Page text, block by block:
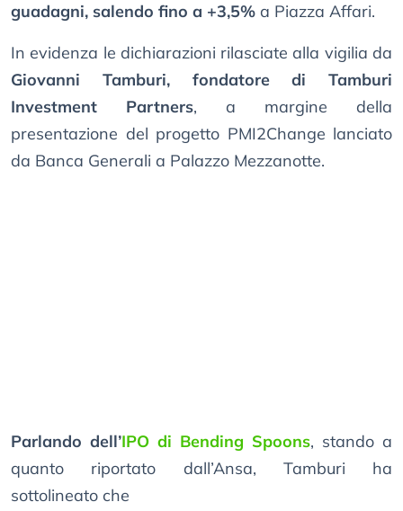
guadagni, salendo fino a +3,5% a Piazza Affari.
In evidenza le dichiarazioni rilasciate alla vigilia da
Giovanni Tamburi, fondatore di Tamburi
Investment Partners, a margine della
presentazione del progetto PMI2Change lanciato
da Banca Generali a Palazzo Mezzanotte.
Parlando dell’IPO di Bending Spoons, stando a
quanto riportato dall’Ansa, Tamburi ha
sottolineato che